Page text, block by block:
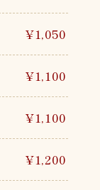
¥1,050
¥1,100
¥1,100
¥1,200